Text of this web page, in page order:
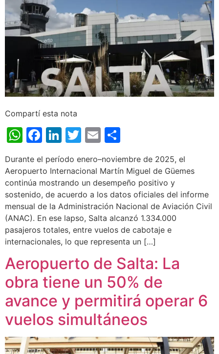
Compartí esta nota
WhatsApp
Facebook
LinkedIn
Twitter
Email
Durante el período enero–noviembre de 2025, el
Aeropuerto Internacional Martín Miguel de Güemes
continúa mostrando un desempeño positivo y
sostenido, de acuerdo a los datos oficiales del informe
mensual de la Administración Nacional de Aviación Civil
(ANAC). En ese lapso, Salta alcanzó 1.334.000
pasajeros totales, entre vuelos de cabotaje e
internacionales, lo que representa un […]
Aeropuerto de Salta: La
obra tiene un 50% de
avance y permitirá operar 6
vuelos simultáneos